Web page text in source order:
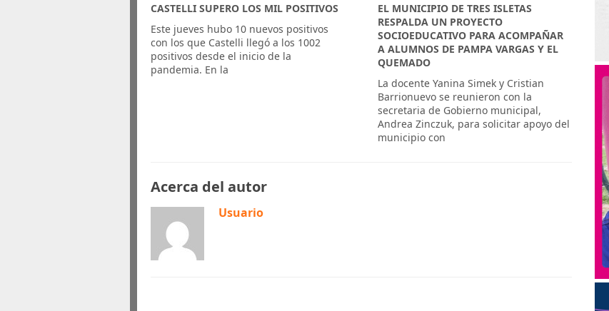
CASTELLI SUPERO LOS MIL POSITIVOS
Este jueves hubo 10 nuevos positivos
con los que Castelli llegó a los 1002
positivos desde el inicio de la
pandemia. En la
EL MUNICIPIO DE TRES ISLETAS
RESPALDA UN PROYECTO
SOCIOEDUCATIVO PARA ACOMPAÑAR
A ALUMNOS DE PAMPA VARGAS Y EL
QUEMADO
La docente Yanina Simek y Cristian
Barrionuevo se reunieron con la
secretaria de Gobierno municipal,
Andrea Zinczuk, para solicitar apoyo del
municipio con
Acerca del autor
Usuario